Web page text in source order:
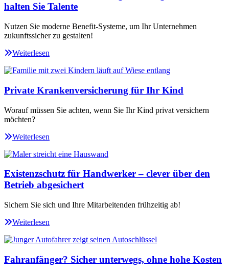
halten Sie Talente
Nutzen Sie moderne Benefit-Systeme, um Ihr Unternehmen
zukunftssicher zu gestalten!
Weiterlesen
Private Krankenversicherung für Ihr Kind
Worauf müssen Sie achten, wenn Sie Ihr Kind privat versichern
möchten?
Weiterlesen
Existenzschutz für Handwerker – clever über den
Betrieb abgesichert
Sichern Sie sich und Ihre Mitarbeitenden frühzeitig ab!
Weiterlesen
Fahranfänger? Sicher unterwegs, ohne hohe Kosten